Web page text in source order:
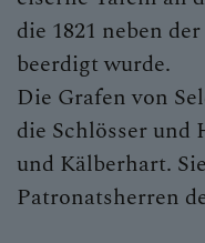
die 1821 neben
beerdigt wurde.
Die Grafen von
die Schlösser
und Kälberhart.
Patronatsherren